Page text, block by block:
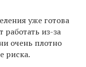
уже готова
из-за
очень плотно
риска.